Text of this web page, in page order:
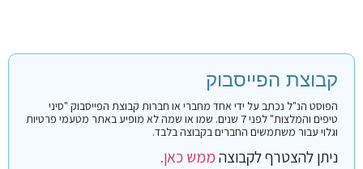
קבוצת הפייסבוק
הפוסט הנ"ל נכתב על ידי אחד מחברי או חברות קבוצת הפייסבוק "סיני
טיפים והמלצות" לפני 7 שנים. שמו או שמה לא מופיע באתר מטעמי פרטיות
וגלוי עבור משתמשים החברים בקבוצה בלבד.
ניתן להצטרף לקבוצהממש כאן.